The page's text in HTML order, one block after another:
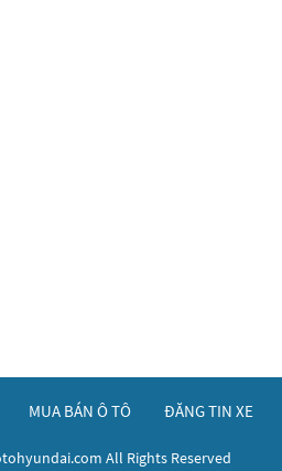
MUA BÁN Ô TÔ ĐĂNG TIN XE
All Rights Reserved